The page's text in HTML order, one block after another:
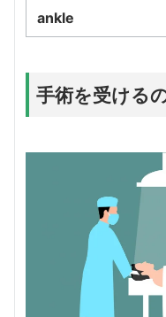
ankle
手術を受ける